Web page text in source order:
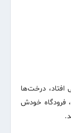
افتاد، درخت‌ها
فرودگاه خودش